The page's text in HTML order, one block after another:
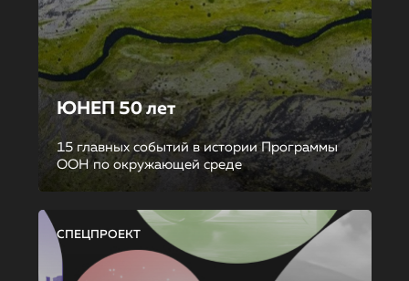
ЮНЕП 50 лет
15 главных событий в истории Программы
ООН по окружающей среде
СПЕЦПРОЕКТ